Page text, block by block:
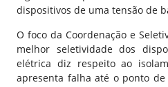
dispositivos de uma tensão de
O foco da Coordenação e
melhor seletividade dos
elétrica diz respeito ao
apresenta falha até o ponto